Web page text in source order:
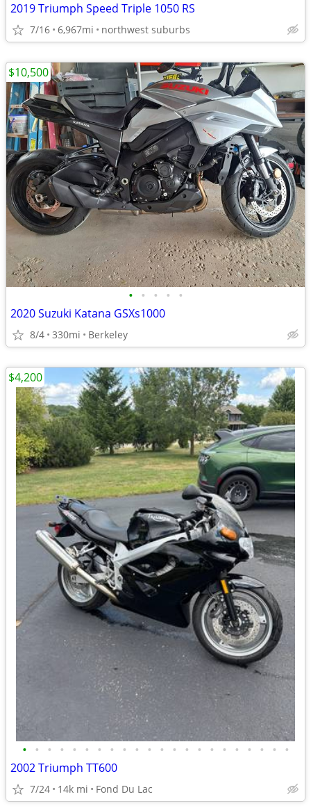
2019 Triumph Speed Triple 1050 RS
7/16 6,967mi northwest suburbs
• • • • •
2020 Suzuki Katana GSXs1000
8/4 330mi Berkeley
$10,500
• • • • • • • • • • • • • • • • • • • • • •
2002 Triumph TT600
7/24 14k mi Fond Du Lac
$4,200